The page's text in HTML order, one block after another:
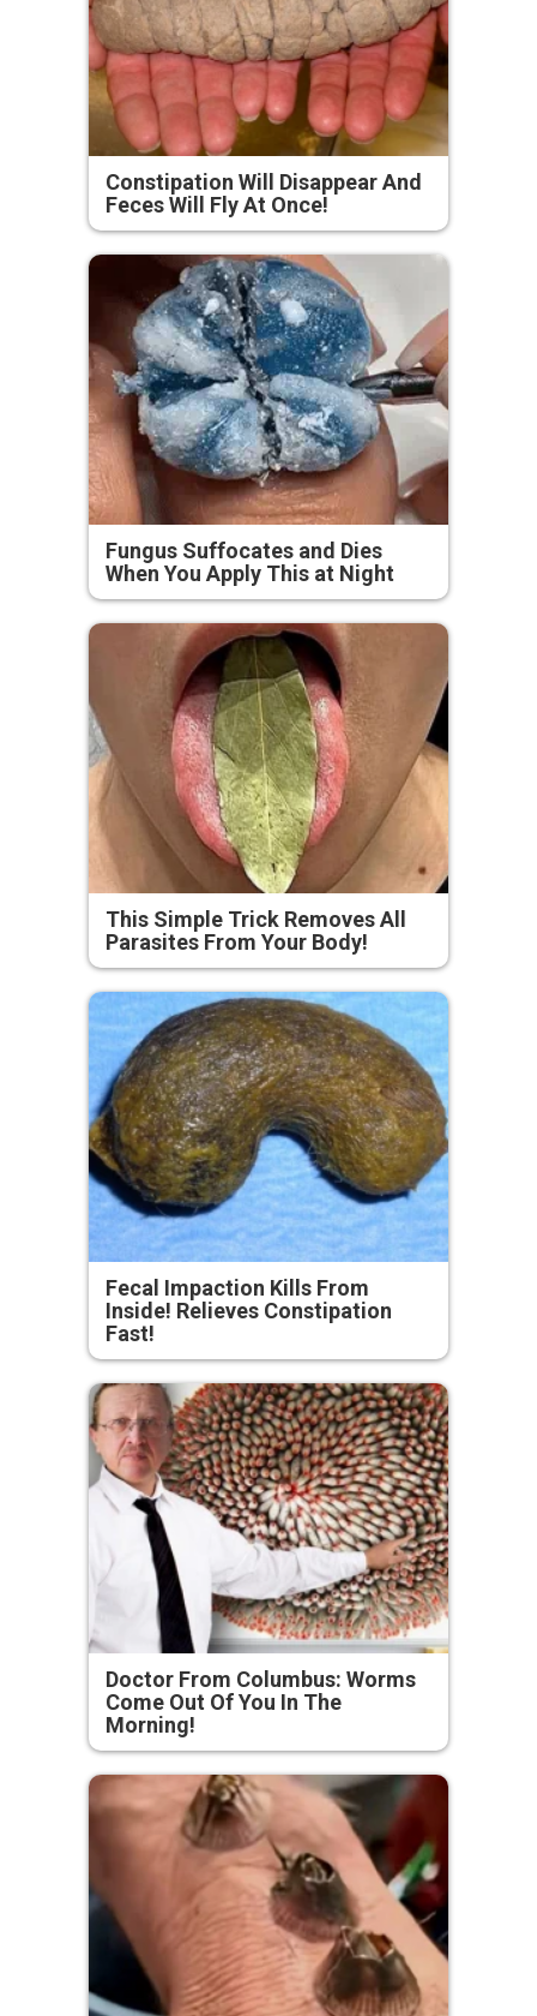
Constipation Will Disappear And
Feces Will Fly At Once!
Fungus Suffocates and Dies
When You Apply This at Night
This Simple Trick Removes All
Parasites From Your Body!
Fecal Impaction Kills From
Inside! Relieves Constipation
Fast!
Doctor From Columbus: Worms
Come Out Of You In The
Morning!